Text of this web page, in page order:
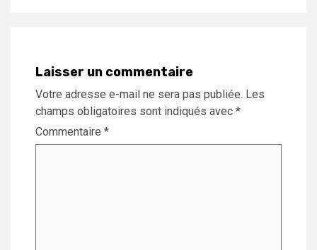
Laisser un commentaire
Votre adresse e-mail ne sera pas publiée. Les
champs obligatoires sont indiqués avec *
Commentaire *